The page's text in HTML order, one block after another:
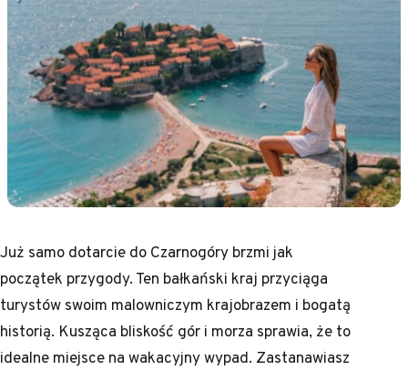
Już samo dotarcie do Czarnogóry brzmi jak
początek przygody. Ten bałkański kraj przyciąga
turystów swoim malowniczym krajobrazem i bogatą
historią. Kusząca bliskość gór i morza sprawia, że to
idealne miejsce na wakacyjny wypad. Zastanawiasz